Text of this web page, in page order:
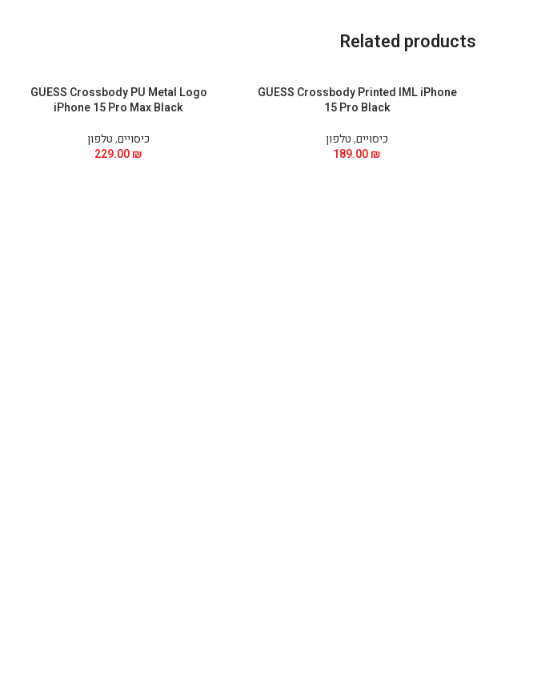
Related products
GUESS Crossbody Printed IML iPhone
15 Pro Black
כיסויים,טלפון
189.00₪
GUESS Crossbody PU Metal Logo
iPhone 15 Pro Max Black
כיסויים,טלפון
229.00₪